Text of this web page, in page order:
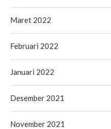
Maret 2022
Februari 2022
Januari 2022
Desember 2021
November 2021